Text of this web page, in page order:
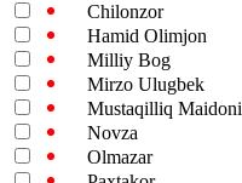
Chilonzor
Hamid Olimjon
Milliy Bog
Mirzo Ulugbek
Mustaqilliq Maidoni
Novza
Olmazar